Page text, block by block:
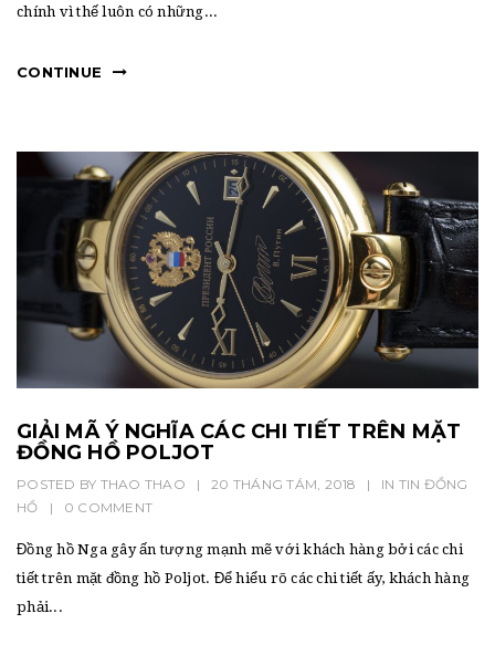
chính vì thế luôn có những...
CONTINUE
GIẢI MÃ Ý NGHĨA CÁC CHI TIẾT TRÊN MẶT
ĐỒNG HỒ POLJOT
POSTED BY THAO THAO | 20 THÁNG TÁM, 2018 | IN TIN ĐỒNG
HỒ
| 0 COMMENT
Đồng hồ Nga gây ấn tượng mạnh mẽ với khách hàng bởi các chi
tiết trên mặt đồng hồ Poljot. Để hiểu rõ các chi tiết ấy, khách hàng
phải...